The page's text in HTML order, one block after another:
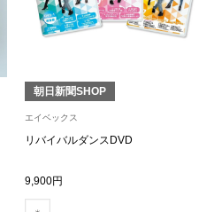
ボディバッグ
朝日新聞SHOP
エイベックス
リバイバルダンスDVD
9,900円